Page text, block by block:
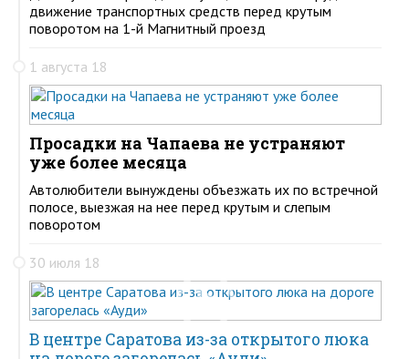
движение транспортных средств перед крутым
поворотом на 1-й Магнитный проезд
1 августа 18
Просадки на Чапаева не устраняют
уже более месяца
Автолюбители вынуждены объезжать их по встречной
полосе, выезжая на нее перед крутым и слепым
поворотом
30 июля 18
В центре Саратова из-за открытого люка